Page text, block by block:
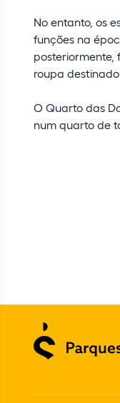
No entanto, os
funções na
posteriormente,
roupa destinado
O Quarto das
num quarto de